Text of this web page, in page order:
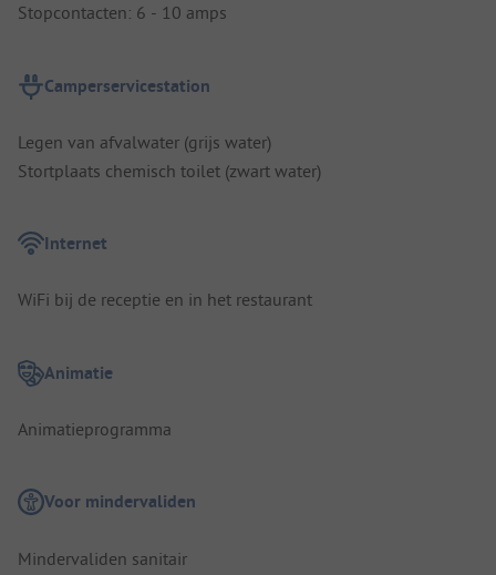
Stopcontacten: 6 - 10 amps
Camperservicestation
Legen van afvalwater (grijs water)
Stortplaats chemisch toilet (zwart water)
Internet
WiFi bij de receptie en in het restaurant
Animatie
Animatieprogramma
Voor mindervaliden
Mindervaliden sanitair